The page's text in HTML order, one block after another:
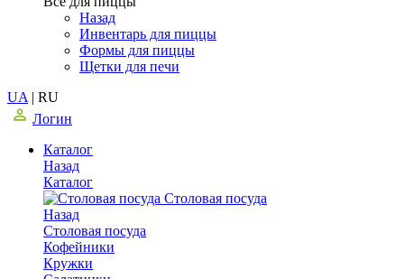
Назад
Инвентарь для пиццы
Формы для пиццы
Щетки для печи
UA | RU
Логин
Каталог
Назад
Каталог
Столовая посуда
Назад
Столовая посуда
Кофейники
Кружки